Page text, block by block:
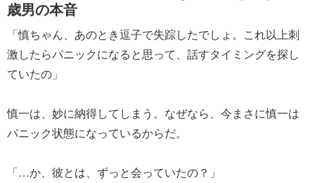
歳男の本音
「慎ちゃん、あのとき逗子で失踪したでしょ。これ以上刺
激したらパニックになると思って、話すタイミングを探し
ていたの」
慎一は、妙に納得してしまう。なぜなら、今まさに慎一は
パニック状態になっているからだ。
「…か、彼とは、ずっと会っていたの？」